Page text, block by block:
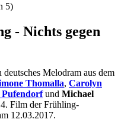
5)
- Nichts gegen
deutsches Melodram aus dem
Thomalla, Carolyn
und Michael
Film der Frühling-
12.03.2017.